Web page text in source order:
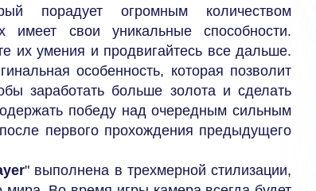
порадует огромным количеством
имеет свои уникальные способности.
их умения и продвигайтесь все дальше.
особенность, которая позволит
заработать больше золота и сделать
победу над очередным сильным
первого прохождения предыдущего
" выполнена в трехмерной стилизации,